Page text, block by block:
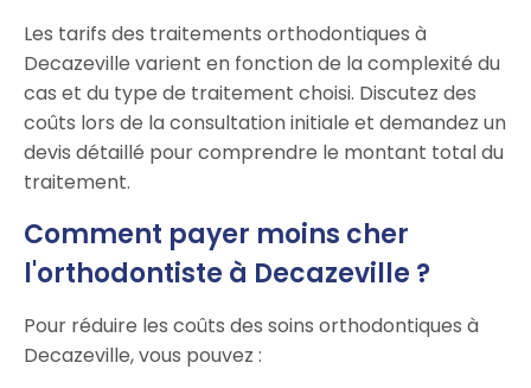
Les tarifs des traitements orthodontiques à
Decazeville varient en fonction de la complexité du
cas et du type de traitement choisi. Discutez des
coûts lors de la consultation initiale et demandez un
devis détaillé pour comprendre le montant total du
traitement.
Comment payer moins cher
l'orthodontiste à Decazeville ?
Pour réduire les coûts des soins orthodontiques à
Decazeville, vous pouvez :